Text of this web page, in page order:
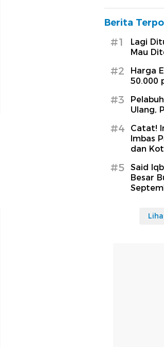
Berita
#1
Lagi
Mau
#2
Harga
50.000
#3
Ulang,
#4
Catat!
Imbas
dan
#5
Said
Besar